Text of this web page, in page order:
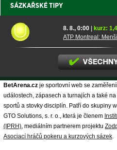
SÁZKAŘSKÉ TIPY
8. 8., 0:00
kurz:
ATP Montreal:
BetArena.cz je sportovní web se
událostech, zápasech a turnajích a také
sportů a stovky disciplín. Patří do skupiny
GTO Solutions, s. r. o., která je členem
(IPRH), mediálním partnerem projektu
Asociací hráčů pokeru a kurzových sázek.